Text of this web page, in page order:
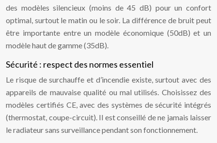
des modèles silencieux (moins de 45 dB) pour un confort
optimal, surtout le matin ou le soir. La différence de bruit peut
être importante entre un modèle économique (50dB) et un
modèle haut de gamme (35dB).
Sécurité : respect des normes essentiel
Le risque de surchauffe et d’incendie existe, surtout avec des
appareils de mauvaise qualité ou mal utilisés. Choisissez des
modèles certifiés CE, avec des systèmes de sécurité intégrés
(thermostat, coupe-circuit). Il est conseillé de ne jamais laisser
le radiateur sans surveillance pendant son fonctionnement.